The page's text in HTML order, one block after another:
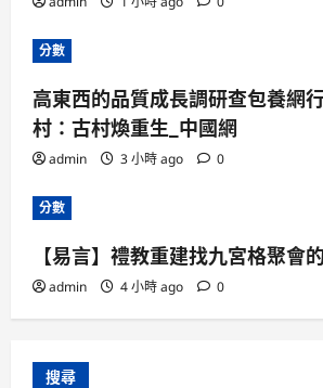
分數
高東西的品質成長調研查包養網
村：古村煥重生_中國網
admin 3 小時 ago 0
分數
【易言】禮教重建找九宮格聚會
admin 4 小時 ago 0
搜尋